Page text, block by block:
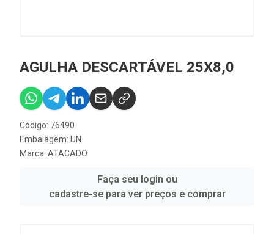
AGULHA DESCARTÁVEL 25X8,0
Código: 76490
Embalagem: UN
Marca: ATACADO
Faça seu login ou
cadastre-se para ver preços e comprar